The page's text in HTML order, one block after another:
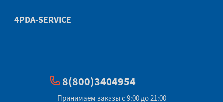
4PDA-SERVICE
8(800)3404954
Принимаем заказы с 9:00 до 21:00